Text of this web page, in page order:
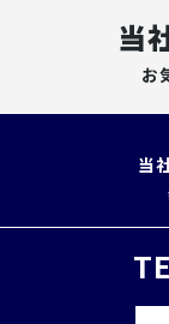
当
お
当